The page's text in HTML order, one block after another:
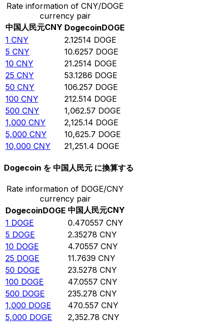
Rate information of CNY/DOGE
currency pair
中国人民元CNY DogecoinDOGE
1 CNY 2.12514 DOGE
5 CNY 10.6257 DOGE
10 CNY 21.2514 DOGE
25 CNY 53.1286 DOGE
50 CNY 106.257 DOGE
100 CNY 212.514 DOGE
500 CNY 1,062.57 DOGE
1,000 CNY 2,125.14 DOGE
5,000 CNY 10,625.7 DOGE
10,000 CNY 21,251.4 DOGE
Dogecoin を 中国人民元 に換算する
Rate information of DOGE/CNY
currency pair
DogecoinDOGE 中国人民元CNY
1 DOGE 0.470557 CNY
5 DOGE 2.35278 CNY
10 DOGE 4.70557 CNY
25 DOGE 11.7639 CNY
50 DOGE 23.5278 CNY
100 DOGE 47.0557 CNY
500 DOGE 235.278 CNY
1,000 DOGE 470.557 CNY
5,000 DOGE 2,352.78 CNY